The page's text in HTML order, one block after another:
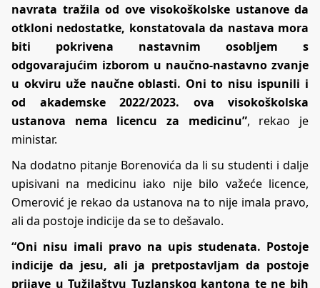
navrata tražila od ove visokoškolske ustanove da
otkloni nedostatke, konstatovala da nastava mora
biti pokrivena nastavnim osobljem s
odgovarajućim izborom u naučno-nastavno zvanje
u okviru uže naučne oblasti. Oni to nisu ispunili i
od akademske 2022/2023. ova visokoškolska
ustanova nema licencu za medicinu”, rekao je
ministar.
Na dodatno pitanje Borenovića da li su studenti i dalje
upisivani na medicinu iako nije bilo važeće licence,
Omerović je rekao da ustanova na to nije imala pravo,
ali da postoje indicije da se to dešavalo.
“Oni nisu imali pravo na upis studenata. Postoje
indicije da jesu, ali ja pretpostavljam da postoje
prijave u Tužilaštvu Tuzlanskog kantona te ne bih